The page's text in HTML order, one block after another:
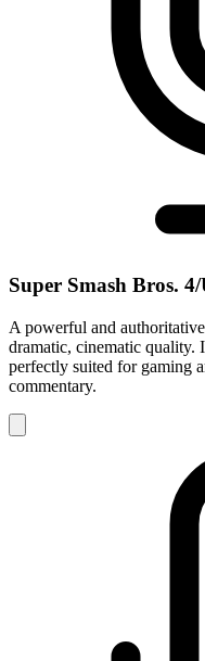
Super Smash Bros.
A powerful and
dramatic, cinematic quality.
perfectly suited for gaming
commentary.